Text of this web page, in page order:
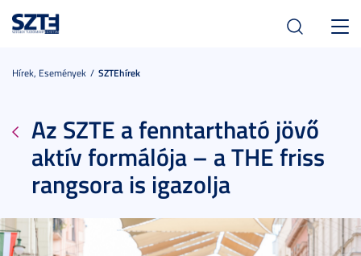
Hírek, Események SZTEhírek
Az SZTE a fenntartható jövő
aktív formálója – a THE friss
rangsora is igazolja